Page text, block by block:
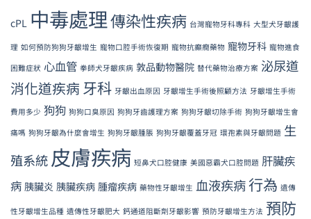
cPL 中毒處理傳染性疾病 台灣寵物牙科專科 大型犬牙齦護
理 如何預防狗狗牙齦增生 寵物口腔手術恢復期 寵物抗癲癇藥物 寵物牙科 寵物進食
困難症狀 心血管 拳師犬牙齦疾病 敦品動物醫院 替代藥物治療方案 泌尿道
消化道疾病 牙科 牙齦出血原因 牙齦增生手術後照顧方法 牙齦增生手術
費用多少 狗狗 狗狗口臭原因 狗狗牙齒護理方案 狗狗牙齦切除手術 狗狗牙齦增生會
痛嗎 狗狗牙齦為什麼會增生 狗狗牙齦腫脹 狗狗牙齦覆蓋牙冠 環孢素與牙齦問題 生
殖系統 皮膚疾病 短鼻犬口腔健康 美國惡霸犬口腔問題 肝臟疾
病 胰臟炎 胰臟疾病 腫瘤疾病 藥物性牙齦增生 血液疾病行為 遺傳
性牙齦增生品種 遺傳性牙齦肥大 鈣通道阻斷劑牙齦影響 預防牙齦增生方法 預防